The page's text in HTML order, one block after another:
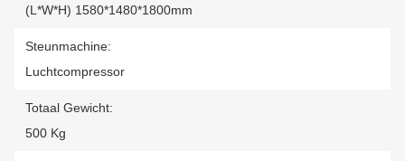
(L*W*H) 1580*1480*1800mm
Steunmachine:
Luchtcompressor
Totaal Gewicht:
500 Kg